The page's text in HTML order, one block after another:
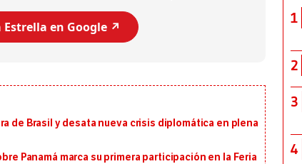
Estrella en Google ↗️
de Brasil y desata nueva crisis diplomática en plena
Panamá marca su primera participación en la Feria
1
2
3
4